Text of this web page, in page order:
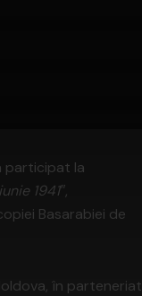
participat la
1941″,
Basarabiei de
în parteneriat